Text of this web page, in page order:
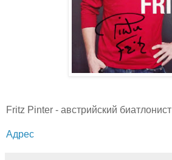
Fritz Pinter - австрийский биатлонист
Адрес